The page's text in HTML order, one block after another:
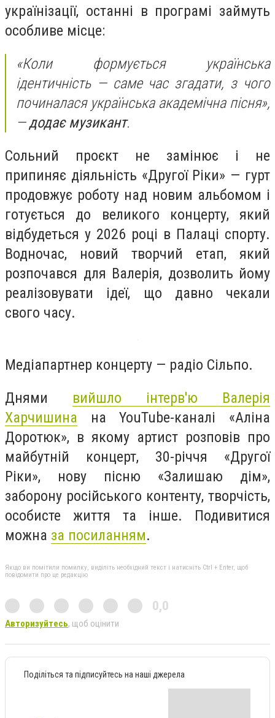
українізації, останні в програмі займуть
особливе місце:
«Коли формується українська
ідентичність — саме час згадати, з чого
починалася українська академічна пісня»,
—додає музикант.
Сольний проєкт не замінює і не
припиняє діяльність «Другої Ріки» — гурт
продовжує роботу над новим альбомом і
готується до великого концерту, який
відбудеться у 2026 році в Палаці спорту.
Водночас, новий творчий етап, який
розпочався для Валерія, дозволить йому
реалізовувати ідеї, що давно чекали
свого часу.
Медіапартнер концерту — радіо Сільпо.
Днями вийшло інтерв'ю Валерія
Харчишина на YouTube-каналі «Аліна
Доротюк», в якому артист розповів про
майбутній концерт, 30-річчя «Другої
Ріки», нову пісню «Залишаю дім»,
заборону російського контенту, творчість,
особисте життя та інше. Подивитися
можна за посиланням.
Якщо ви помітили помилку, виділіть необхідний текст і натисніть Ctrl + Enter, щоб
повідомити про це редакцію
0,0
Авторизуйтесь, щоб оцінити
Поділіться та підписуйтесь на наші джерела